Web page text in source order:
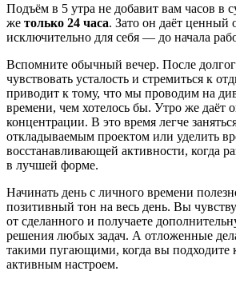
Подъём в 5 утра не добавит вам часов в
же только 24 часа. Зато он даёт ценный
исключительно для себя — до начала
Вспомните обычный вечер. После
чувствовать усталость и стремиться к
приводит к тому, что мы проводим на
времени, чем хотелось бы. Утро же даёт
концентрации. В это время легче
откладываемым проектом или уделить
восстанавливающей активности, когда
в лучшей форме.
Начинать день с личного времени
позитивный тон на весь день. Вы
от сделанного и получаете
решения любых задач. А отложенные
такими пугающими, когда вы подходите
активным настроем.